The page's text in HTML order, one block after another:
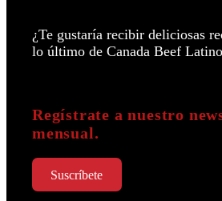
¿Te gustaría recibir deliciosas
lo último de Canada Beef
Regístrate a nuestro
mensual.
Suscríbete